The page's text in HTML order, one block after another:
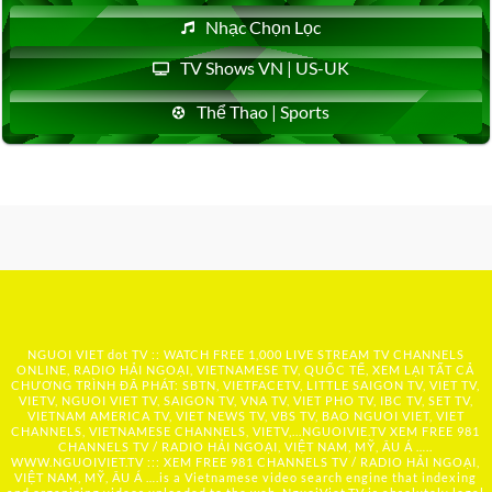
Nhạc Chọn Lọc
TV Shows VN | US-UK
Thể Thao | Sports
NGUOI VIET dot TV :: WATCH FREE 1,000 LIVE STREAM TV CHANNELS
ONLINE, RADIO HẢI NGOẠI, VIETNAMESE TV, QUỐC TẾ, XEM LẠI TẤT CẢ
CHƯƠNG TRÌNH ĐÃ PHÁT: SBTN, VIETFACETV, LITTLE SAIGON TV, VIET TV,
VIETV, NGUOI VIET TV, SAIGON TV, VNA TV, VIET PHO TV, IBC TV, SET TV,
VIETNAM AMERICA TV, VIET NEWS TV, VBS TV, BAO NGUOI VIET, VIET
CHANNELS, VIETNAMESE CHANNELS, VIETV,... NGUOIVIE.TV XEM FREE 981
CHANNELS TV / RADIO HẢI NGOẠI, VIỆT NAM, MỸ, ÂU Á …..
WWW.NGUOIVIET.TV ::: XEM FREE 981 CHANNELS TV / RADIO HẢI NGOẠI,
VIỆT NAM, MỸ, ÂU Á ….is a Vietnamese video search engine that indexing